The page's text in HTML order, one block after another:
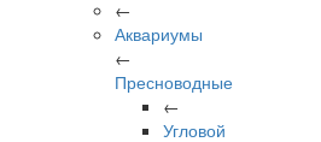
←
Аквариумы
←
Пресноводные
←
Угловой